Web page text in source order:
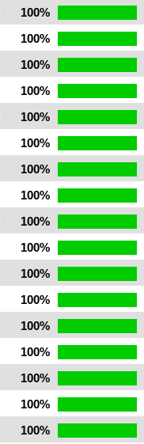
100%
100%
100%
100%
100%
100%
100%
100%
100%
100%
100%
100%
100%
100%
100%
100%
100%